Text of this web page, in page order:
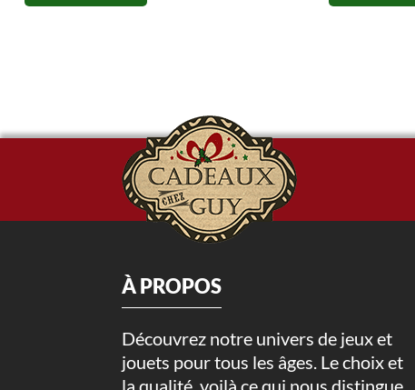
À PROPOS
Découvrez notre univers de jeux et
jouets pour tous les âges. Le choix et
la qualité, voilà ce qui nous distingue.